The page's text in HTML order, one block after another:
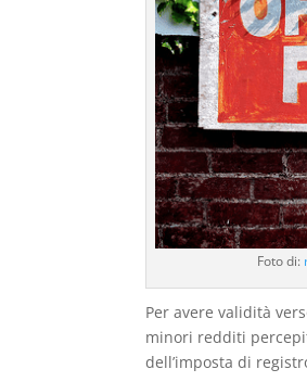
Foto di:
Per avere validità
minori redditi
dell’imposta di